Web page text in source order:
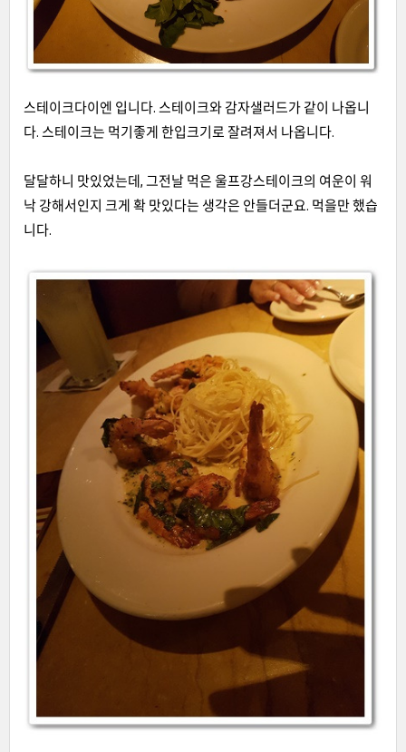
스테이크다이엔 입니다. 스테이크와 감자샐러드가 같이 나옵니
다. 스테이크는 먹기좋게 한입크기로 잘려져서 나옵니다.
달달하니 맛있었는데, 그전날 먹은 울프강스테이크의 여운이 워
낙 강해서인지 크게 확 맛있다는 생각은 안들더군요. 먹을만 했습
니다.